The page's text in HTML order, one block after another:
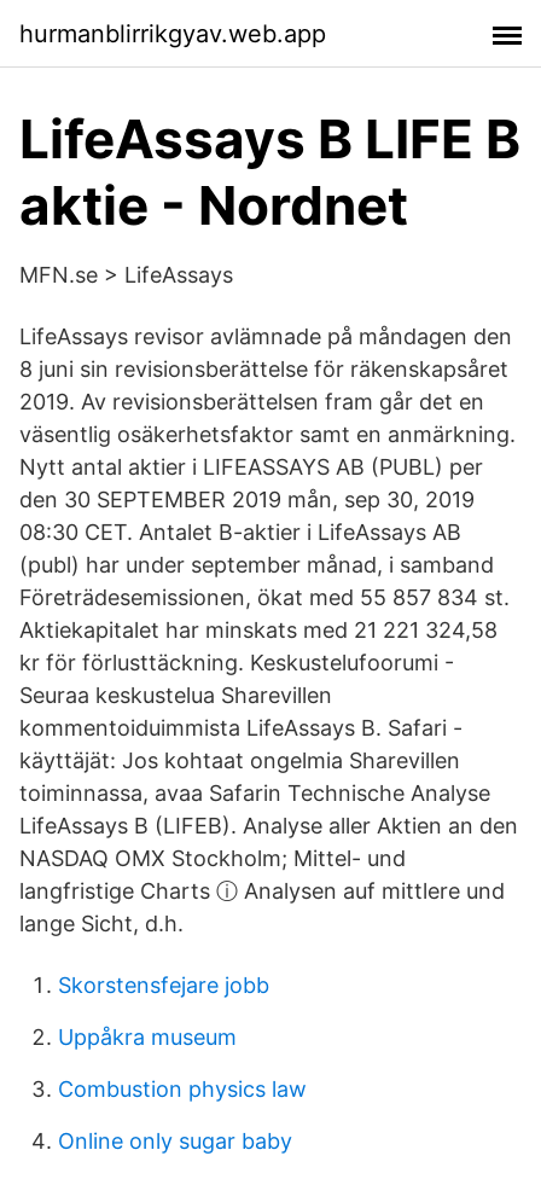
hurmanblirrikgyav.web.app
LifeAssays B LIFE B
aktie - Nordnet
MFN.se > LifeAssays
LifeAssays revisor avlämnade på måndagen den
8 juni sin revisionsberättelse för räkenskapsåret
2019. Av revisionsberättelsen fram går det en
väsentlig osäkerhetsfaktor samt en anmärkning.
Nytt antal aktier i LIFEASSAYS AB (PUBL) per
den 30 SEPTEMBER 2019 mån, sep 30, 2019
08:30 CET. Antalet B-aktier i LifeAssays AB
(publ) har under september månad, i samband
Företrädesemissionen, ökat med 55 857 834 st.
Aktiekapitalet har minskats med 21 221 324,58
kr för förlusttäckning. Keskustelufoorumi -
Seuraa keskustelua Sharevillen
kommentoiduimmista LifeAssays B. Safari -
käyttäjät: Jos kohtaat ongelmia Sharevillen
toiminnassa, avaa Safarin Technische Analyse
LifeAssays B (LIFEB). Analyse aller Aktien an den
NASDAQ OMX Stockholm; Mittel- und
langfristige Charts ⓘ Analysen auf mittlere und
lange Sicht, d.h.
Skorstensfejare jobb
Uppåkra museum
Combustion physics law
Online only sugar baby